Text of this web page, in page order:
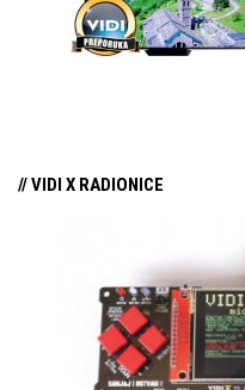
// VIDI X RADIONICE